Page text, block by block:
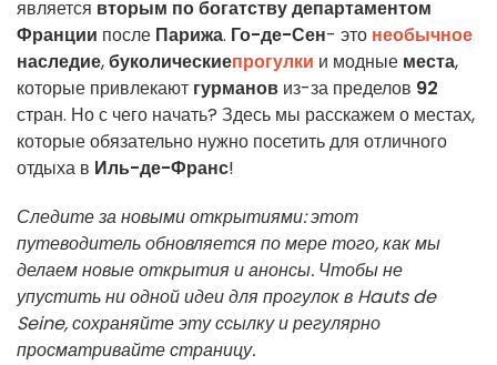
является вторым по богатству департаментом
Франции после Парижа. Го-де-Сен- это необычное
наследие,буколическиепрогулки и модные места,
которые привлекают гурманов из-за пределов 92
стран. Но с чего начать? Здесь мы расскажем о местах,
которые обязательно нужно посетить для отличного
отдыха в Иль-де-Франс!
Следите за новыми открытиями: этот
путеводитель обновляется по мере того, как мы
делаем новые открытия и анонсы. Чтобы не
упустить ни одной идеи для прогулок в Hauts de
Seine, сохраняйте эту ссылку и регулярно
просматривайте страницу.